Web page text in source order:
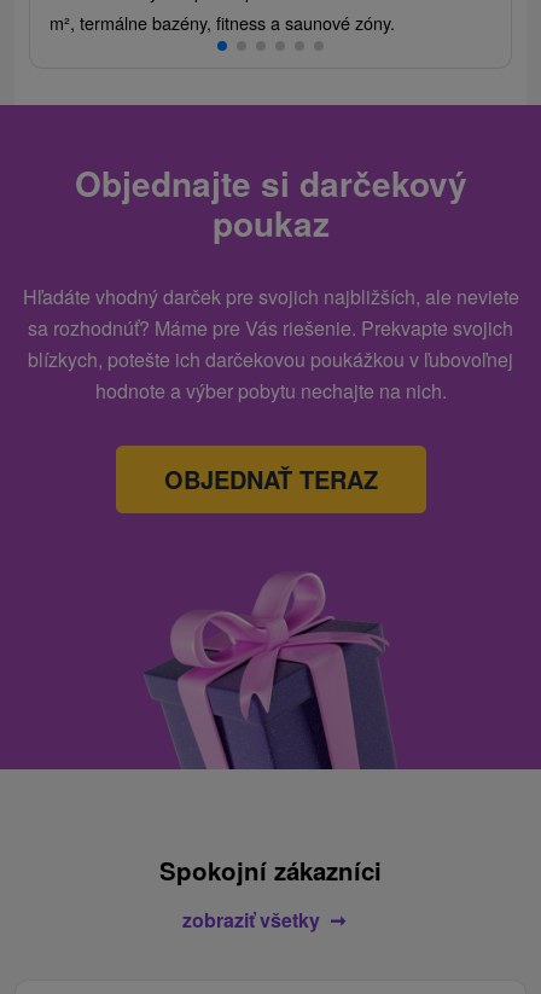
m², termálne bazény, fitness a saunové zóny.
Objednajte si darčekový
poukaz
Hľadáte vhodný darček pre svojich najbližších, ale neviete
sa rozhodnúť? Máme pre Vás riešenie. Prekvapte svojich
blízkych, potešte ich darčekovou poukážkou v ľubovoľnej
hodnote a výber pobytu nechajte na nich.
OBJEDNAŤ TERAZ
Spokojní zákazníci
zobraziť všetky